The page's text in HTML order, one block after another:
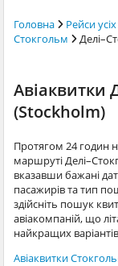
Головна Рейси
Стокгольм
Авіаквитки
(Stockholm)
Протягом 24 годин
маршруті
вказавши бажані
пасажирів та тип
здійсніть пошук
авіакомпаній, що
найкращих
Авіаквитки